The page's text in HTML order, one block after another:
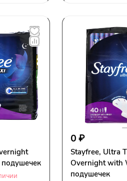
0 ₽
Stayfree, Ultra
Overnight with
подушечек